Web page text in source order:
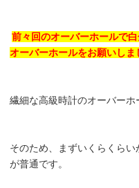
前々回のオーバーホールで
オーバーホールをお願いしま
繊細な高級時計のオーバーホ
そのため、まずいくらくら
が普通です。